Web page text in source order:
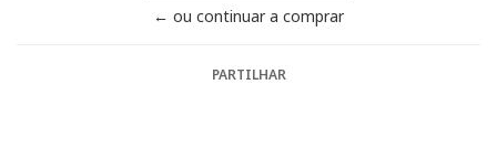
← ou continuar a comprar
PARTILHAR